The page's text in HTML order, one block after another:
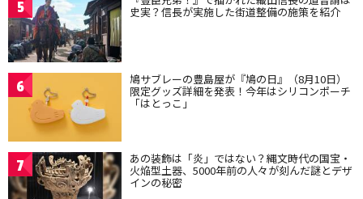
5 史実？信長が実施した街道整備の施策を紹介
6 鳩サブレーの豊島屋が『鳩の日』（8月10日）
限定グッズ詳細を発表！今年はシリコンポーチ
「はとっこ」
7 あの装飾は「炎」ではない？縄文時代の国宝・
火焔型土器、5000年前の人々が刻んだ謎とデザ
インの秘密